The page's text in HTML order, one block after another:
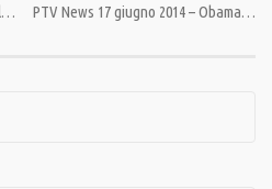
PTV News 8 maggio 2014 – Verso la soluzione diplomatica PTV News 17 giugno 2014 – Obama invia contingente USA in Iraq